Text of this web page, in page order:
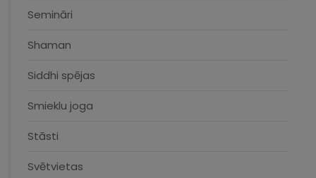
Semināri
Shaman
Siddhi spējas
Smieklu joga
Stāsti
Svētvietas